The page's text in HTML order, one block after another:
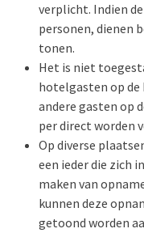
verplicht. Indien
personen, dienen
tonen.
Het is niet
hotelgasten op de
andere gasten op
per direct worden
Op diverse
een ieder die zich
maken van
kunnen deze
getoond worden